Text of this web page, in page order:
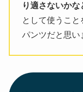
り適さないか
として使うこ
パンツだと思い